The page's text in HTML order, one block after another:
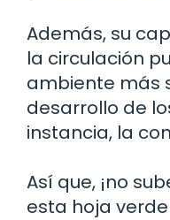
Además, su
la circulación
ambiente más
desarrollo de
instancia, la
Así que, ¡no
esta hoja